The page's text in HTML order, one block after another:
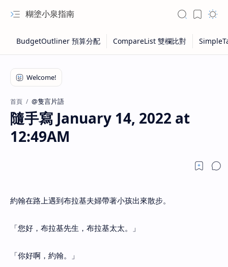
糊塗小泉指南
首頁 @隻言片語
隨手寫 January 14, 2022 at
12:49AM
約翰在路上遇到布拉基夫婦帶著小孩出來散步。
「您好，布拉基先生，布拉基太太。」
「你好啊，約翰。」